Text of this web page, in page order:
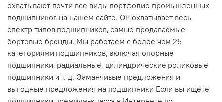
охватывают почти все виды портфолио промышленных
подшипников на нашем сайте. Он охватывает весь
спектр типов подшипников, самые продаваемые
бортовые бренды. Мы работаем с более чем 25
категориями подшипников, включая опорные
подшипники, радиальные, цилиндрические роликовые
подшипники и т. д. Заманчивые предложения и
выгодные предложения на подшипники Если вы ищете